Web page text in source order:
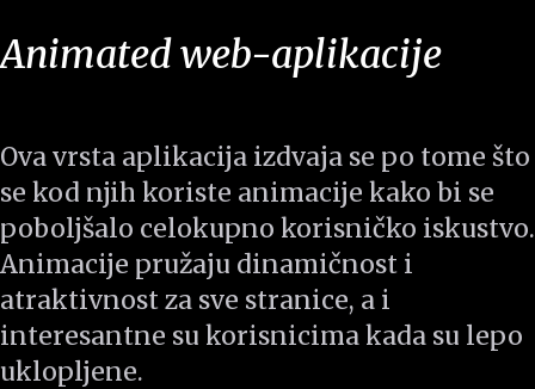
Animated web-aplikacije
Ova vrsta aplikacija izdvaja se po tome što
se kod njih koriste animacije kako bi se
poboljšalo celokupno korisničko iskustvo.
Animacije pružaju dinamičnost i
atraktivnost za sve stranice, a i
interesantne su korisnicima kada su lepo
uklopljene.